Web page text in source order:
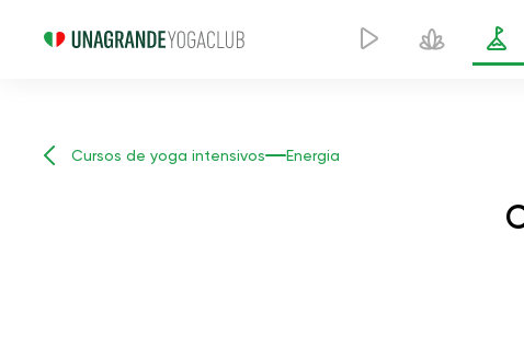
Cursos de yoga intensivos Energia